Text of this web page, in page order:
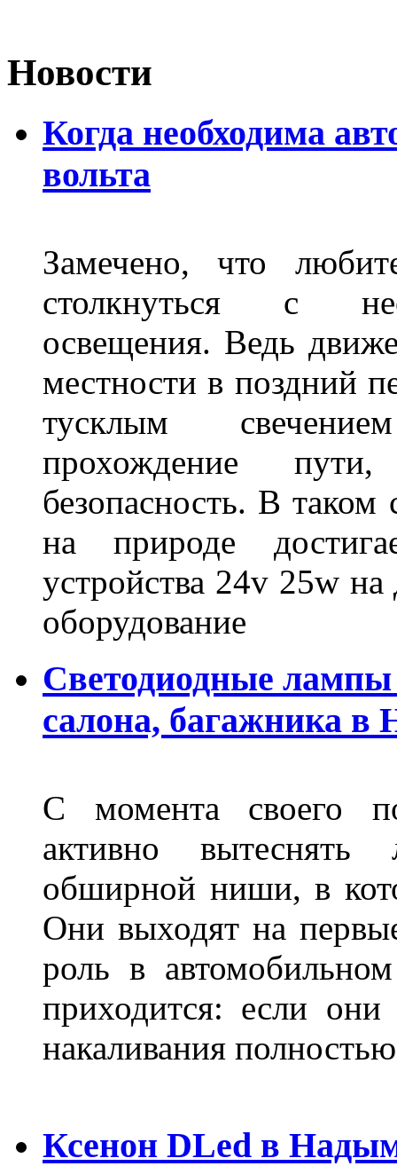
Новости
Когда необходима
вольта
Замечено, что
столкнуться с
освещения. Ведь
местности в поздний
тусклым
прохождение
безопасность. В
на природе
устройства 24v 25w
оборудование
Светодиодные лампы
салона, багажника в
С момента своего
активно
обширной ниши, в
Они выходят на
роль в
приходится: если
накаливания
Ксенон DLed в